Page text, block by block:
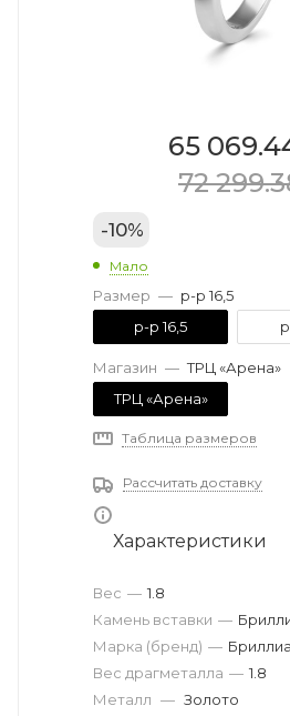
65
72
-10%
Мало
Размер — р-р 16,5
р-р 16,5
Магазин — ТРЦ «Арена»
ТРЦ «Арена»
Таблица размеров
Рассчитать доставку
Характеристики
Вес драгметалла — 1.8
Марка (бренд) —
Вес — 1.8
Камень вставки —
Металл — Золото